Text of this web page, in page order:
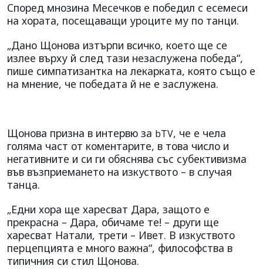
Според мнозина Месечков е победил с есемеси
на хората, посещаващи уроците му по танци.
„Дано Щонова изтърпи всичко, което ще се
излее върху й след тази незаслужена победа“,
пише симпатизантка на лекарката, която също е
на мнение, че победата й не е заслужена.
Щонова призна в интервю за bTV, че е чела
голяма част от коментарите, в това число и
негативните и си ги обяснява със субективизма
във възприемането на изкуството – в случая
танца.
„Едни хора ще харесват Дара, защото е
прекрасна – Дара, обичаме те! – други ще
харесват Натали, трети – Ивет. В изкуството
перцепцията е много важна“, философства в
типичния си стил Щонова.